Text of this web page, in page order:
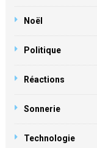
Noël
Politique
Réactions
Sonnerie
Technologie